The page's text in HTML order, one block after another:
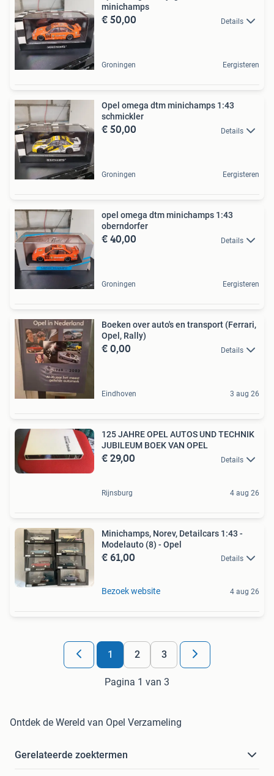
minichamps
€ 50,00 Details
Groningen Eergisteren
Opel omega dtm minichamps 1:43
schmickler
€ 50,00 Details
Groningen Eergisteren
opel omega dtm minichamps 1:43
oberndorfer
€ 40,00 Details
Groningen Eergisteren
Boeken over auto's en transport (Ferrari,
Opel, Rally)
€ 0,00 Details
Eindhoven 3 aug 26
125 JAHRE OPEL AUTOS UND TECHNIK
JUBILEUM BOEK VAN OPEL
€ 29,00 Details
Rijnsburg 4 aug 26
Minichamps, Norev, Detailcars 1:43 -
Modelauto (8) - Opel
€ 61,00 Details
Bezoek website 4 aug 26
1 2 3
Pagina 1 van 3
Ontdek de Wereld van Opel Verzameling
Gerelateerde zoektermen